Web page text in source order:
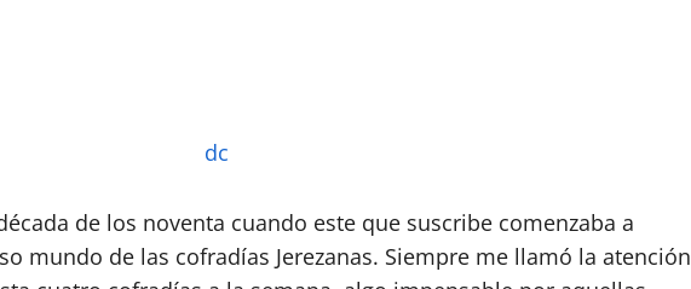
de los noventa cuando este que suscribe comenzaba a
mundo de las cofradías Jerezanas. Siempre me llamó la atención